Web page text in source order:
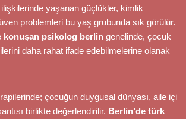
yaşanan güçlükler, kimlik
problemleri bu yaş grubunda sık görülür.
konuşan psikolog berlin genelinde, çocuk
daha rahat ifade edebilmelerine olanak
çocuğun duygusal dünyası, aile içi
birlikte değerlendirilir. Berlin’de türk